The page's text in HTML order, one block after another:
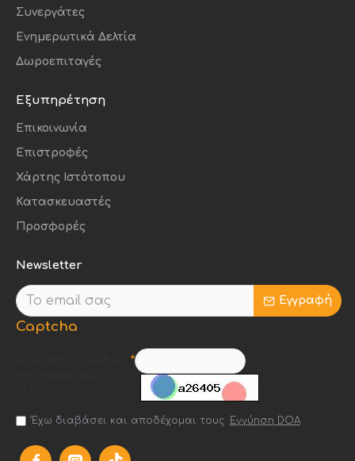
Συνεργάτες
Ενημερωτικά Δελτία
Δωροεπιταγές
Εξυπηρέτηση
Επικοινωνία
Επιστροφές
Χάρτης Ιστότοπου
Κατασκευαστές
Προσφορές
Newsletter
Εγγραφή
Captcha
Έχω διαβάσει και αποδέχομαι τους Εγγύηση DOA